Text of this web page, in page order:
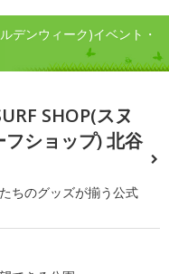
デンウィーク)イベント・
SHOP(スヌ
ショップ) 北谷
ちのグッズが揃う公式